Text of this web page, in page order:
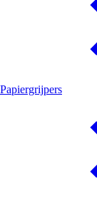
Papiergrijpers